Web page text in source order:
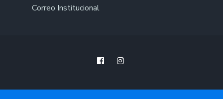
Correo Institucional